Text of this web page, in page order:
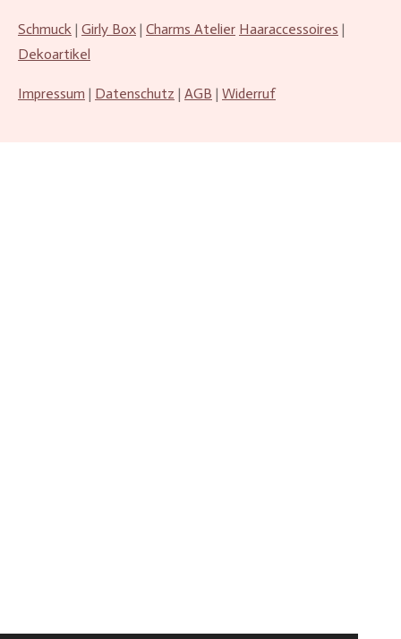
Schmuck | Girly Box | Charms Atelier Haaraccessoires |
Dekoartikel
Impressum | Datenschutz | AGB | Widerruf